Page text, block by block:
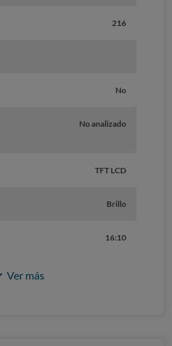
216
No
No analizado
TFT LCD
Brillo
16:10
Ver más